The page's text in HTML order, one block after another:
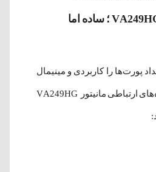
پورت‌های مانیتور VA249HG ؛ ساده اما
پورت‌ها را کاربردی و مینیمال
نگه داشته است. درگاه‌های ارتباطی مانیتور VA249HG